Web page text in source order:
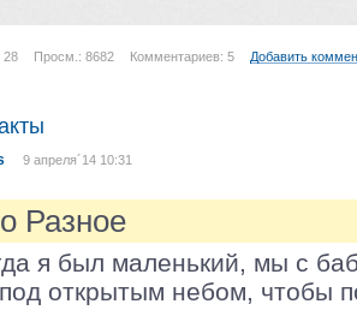
28 Просм.: 8682 Комментариев: 5 Добавить
9 апреля´14 10:31
Разное
я был маленький, мы с
открытым небом, чтобы